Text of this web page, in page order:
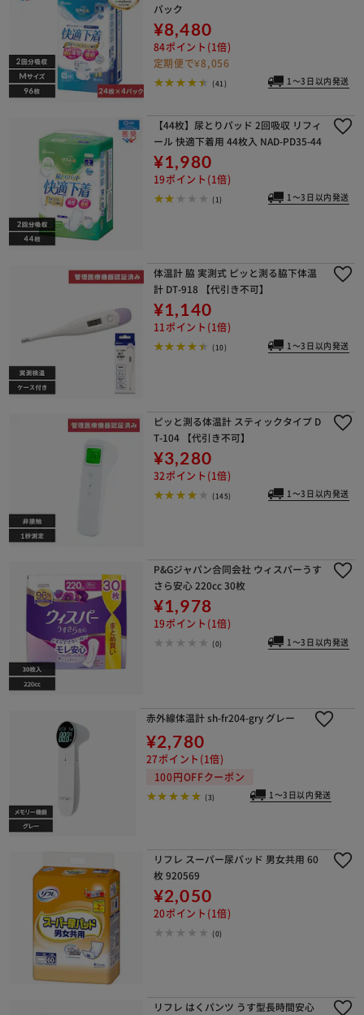
パック
¥8,480
84ポイント(1倍)
定期便で¥8,056
(41) 1～3日以内発送
【44枚】尿とりパッド 2回吸収 リフィ
ール 快適下着用 44枚入 NAD-PD35-44
¥1,980
19ポイント(1倍)
(1) 1～3日以内発送
体温計 脇 実測式 ピッと測る脇下体温
計 DT-918 【代引き不可】
¥1,140
11ポイント(1倍)
(10) 1～3日以内発送
ピッと測る体温計 スティックタイプ D
T-104 【代引き不可】
¥3,280
32ポイント(1倍)
(145) 1～3日以内発送
P&Gジャパン合同会社 ウィスパーうす
さら安心 220cc 30枚
¥1,978
19ポイント(1倍)
(0) 1～3日以内発送
赤外線体温計 sh-fr204-gry グレー
¥2,780
27ポイント(1倍)
100円OFFクーポン
(3) 1～3日以内発送
リフレ スーパー尿パッド 男女共用 60
枚 920569
¥2,050
20ポイント(1倍)
(0)
リフレ はくパンツ うす型長時間安心